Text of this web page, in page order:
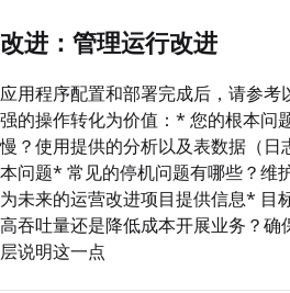
改进：管理运行改进
应用程序配置和部署完成后，请参
强的操作转化为价值：* 您的根本问
慢？使用提供的分析以及表数据（日
本问题* 常见的停机问题有哪些？维
为未来的运营改进项目提供信息* 目
高吞吐量还是降低成本开展业务？确
层说明这一点